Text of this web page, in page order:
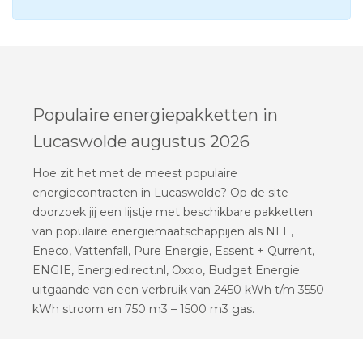
Populaire energiepakketten in
Lucaswolde augustus 2026
Hoe zit het met de meest populaire
energiecontracten in Lucaswolde? Op de site
doorzoek jij een lijstje met beschikbare pakketten
van populaire energiemaatschappijen als NLE,
Eneco, Vattenfall, Pure Energie, Essent + Qurrent,
ENGIE, Energiedirect.nl, Oxxio, Budget Energie
uitgaande van een verbruik van 2450 kWh t/m 3550
kWh stroom en 750 m3 – 1500 m3 gas.